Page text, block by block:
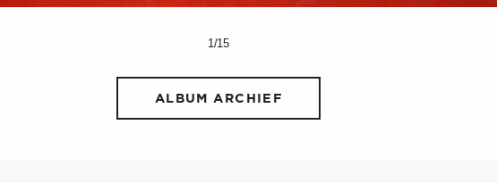
1/15
ALBUM ARCHIEF